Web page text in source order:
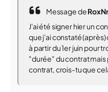
Message de
J'ai été signer hier un
que j'ai constaté (après)
à partir du 1er juin pour
"durée" du contrat mais
contrat, crois-tu que